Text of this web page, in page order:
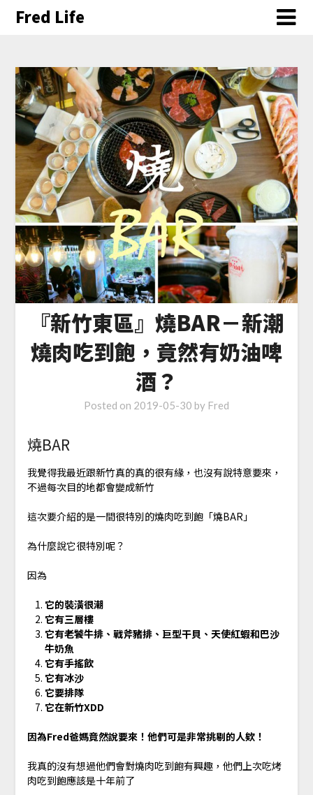
Fred Life
『新竹東區』燒BAR－新潮
燒肉吃到飽，竟然有奶油啤
酒？
Posted on 2019-05-30 by Fred
燒BAR
我覺得我最近跟新竹真的真的很有緣，也沒有說特意要來，
不過每次目的地都會變成新竹
這次要介紹的是一間很特別的燒肉吃到飽「燒BAR」
為什麼說它很特別呢？
因為
它的裝潢很潮
它有三層樓
它有老饕牛排、戰斧豬排、巨型干貝、天使紅蝦和巴沙
牛奶魚
它有手搖飲
它有冰沙
它要排隊
它在新竹XDD
因為Fred爸媽竟然說要來！他們可是非常挑剔的人欸！
我真的沒有想過他們會對燒肉吃到飽有興趣，他們上次吃烤
肉吃到飽應該是十年前了